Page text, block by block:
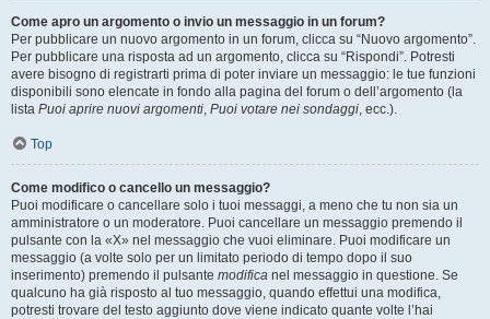
Come apro un argomento o invio un messaggio in un forum?
Per pubblicare un nuovo argomento in un forum, clicca su “Nuovo argomento”.
Per pubblicare una risposta ad un argomento, clicca su “Rispondi”. Potresti
avere bisogno di registrarti prima di poter inviare un messaggio: le tue funzioni
disponibili sono elencate in fondo alla pagina del forum o dell’argomento (la
lista Puoi aprire nuovi argomenti, Puoi votare nei sondaggi, ecc.).
Top
Come modifico o cancello un messaggio?
Puoi modificare o cancellare solo i tuoi messaggi, a meno che tu non sia un
amministratore o un moderatore. Puoi cancellare un messaggio premendo il
pulsante con la «X» nel messaggio che vuoi eliminare. Puoi modificare un
messaggio (a volte solo per un limitato periodo di tempo dopo il suo
inserimento) premendo il pulsante modifica nel messaggio in questione. Se
qualcuno ha già risposto al tuo messaggio, quando effettui una modifica,
potresti trovare del testo aggiunto dove viene indicato quante volte l’hai